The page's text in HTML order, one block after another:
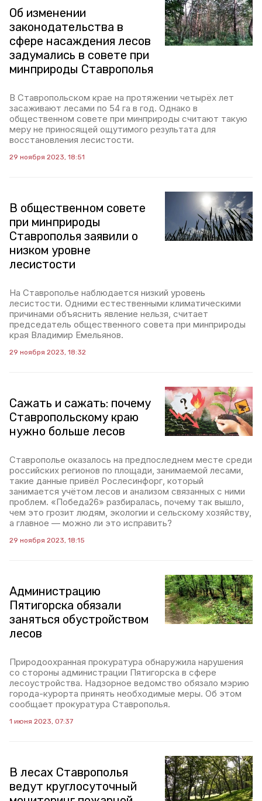
Об изменении
законодательства в
сфере насаждения лесов
задумались в совете при
минприроды Ставрополья
В Ставропольском крае на протяжении четырёх лет
засаживают лесами по 54 га в год. Однако в
общественном совете при минприроды считают такую
меру не приносящей ощутимого результата для
восстановления лесистости.
29 ноября 2023, 18:51
В общественном совете
при минприроды
Ставрополья заявили о
низком уровне
лесистости
На Ставрополье наблюдается низкий уровень
лесистости. Одними естественными климатическими
причинами объяснить явление нельзя, считает
председатель общественного совета при минприроды
края Владимир Емельянов.
29 ноября 2023, 18:32
Сажать и сажать: почему
Ставропольскому краю
нужно больше лесов
Ставрополье оказалось на предпоследнем месте среди
российских регионов по площади, занимаемой лесами,
такие данные привёл Рослесинфорг, который
занимается учётом лесов и анализом связанных с ними
проблем. «Победа26» разбиралась, почему так вышло,
чем это грозит людям, экологии и сельскому хозяйству,
а главное — можно ли это исправить?
29 ноября 2023, 18:15
Администрацию
Пятигорска обязали
заняться обустройством
лесов
Природоохранная прокуратура обнаружила нарушения
со стороны администрации Пятигорска в сфере
лесоустройства. Надзорное ведомство обязало мэрию
города-курорта принять необходимые меры. Об этом
сообщает прокуратура Ставрополья.
1 июня 2023, 07:37
В лесах Ставрополья
ведут круглосуточный